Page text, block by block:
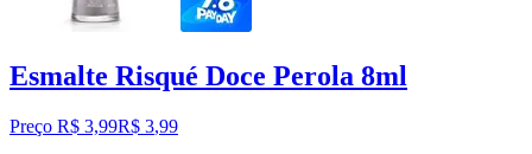
Esmalte Risqué Doce Perola 8ml
Preço R$ 3,99R$ 3,99